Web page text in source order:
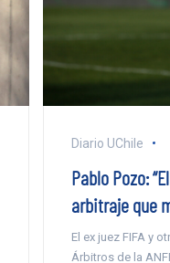
Diario UChile
Pablo Pozo:
arbitraje que
El ex juez FIFA y
Árbitros de la